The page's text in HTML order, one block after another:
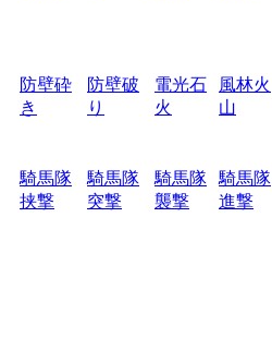
防壁砕
き
防壁破
り
電光石
火
風林火
山
騎馬隊
挟撃
騎馬隊
突撃
騎馬隊
襲撃
騎馬隊
進撃